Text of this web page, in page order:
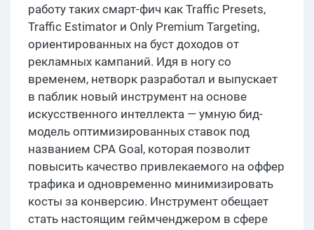
работу таких смарт-фич как Traffic Presets,
Traffic Estimator и Only Premium Targeting,
ориентированных на буст доходов от
рекламных кампаний. Идя в ногу со
временем, нетворк разработал и выпускает
в паблик новый инструмент на основе
искусственного интеллекта — умную бид-
модель оптимизированных ставок под
названием CPA Goal, которая позволит
повысить качество привлекаемого на оффер
трафика и одновременно минимизировать
косты за конверсию. Инструмент обещает
стать настоящим геймченджером в сфере